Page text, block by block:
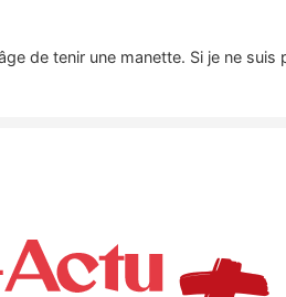
de tenir une manette. Si je ne